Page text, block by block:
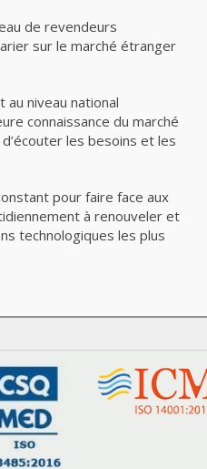
de revendeurs
sur le marché étranger
niveau national
connaissance du marché
les besoins et les
pour faire face aux
à renouveler et
technologiques les plus